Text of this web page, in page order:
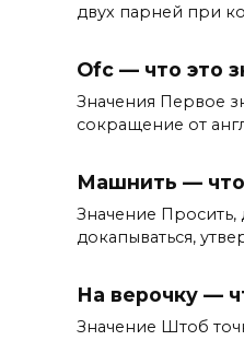
двух парней при
Ofc — что это
Значения Первое
сокращение от
Машнить — что
Значение Просить,
докапываться,
На верочку —
Значение Штоб